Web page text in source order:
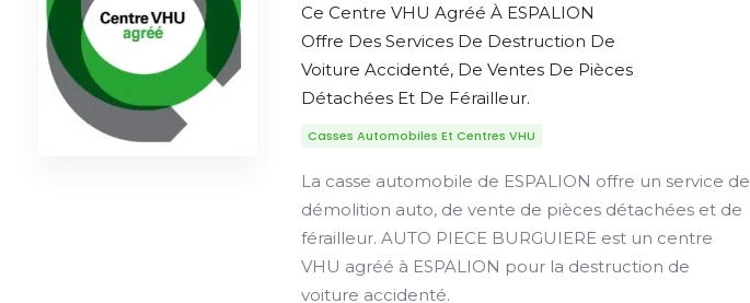
Ce Centre VHU Agréé À ESPALION
Offre Des Services De Destruction De
Voiture Accidenté, De Ventes De Pièces
Détachées Et De Férailleur.
Casses Automobiles Et Centres VHU
La casse automobile de ESPALION offre un service de
démolition auto, de vente de pièces détachées et de
férailleur. AUTO PIECE BURGUIERE est un centre
VHU agréé à ESPALION pour la destruction de
voiture accidenté.